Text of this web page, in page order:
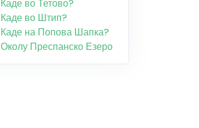
Каде во Тетово?
Каде во Штип?
Каде на Попова Шапка?
Околу Преспанско Езеро